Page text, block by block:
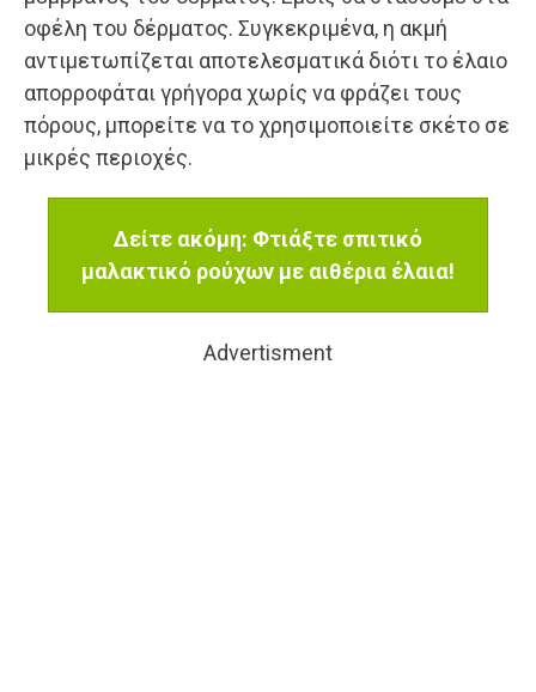
οφέλη του δέρματος. Συγκεκριμένα, η ακμή
αντιμετωπίζεται αποτελεσματικά διότι το έλαιο
απορροφάται γρήγορα χωρίς να φράζει τους
πόρους, μπορείτε να το χρησιμοποιείτε σκέτο σε
μικρές περιοχές.
Δείτε ακόμη: Φτιάξτε σπιτικό
μαλακτικό ρούχων με αιθέρια έλαια!
Advertisment